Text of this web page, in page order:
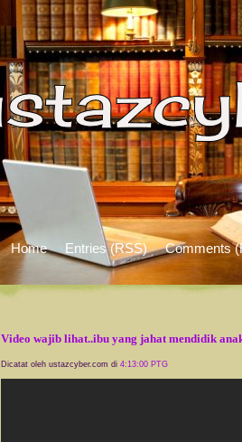
Home Entries (RSS) Comments
Video wajib lihat..ibu yang jahat mendidik
Dicatat oleh ustazcyber.com di 4:13:00 PTG